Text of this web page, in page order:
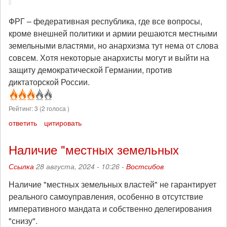
ФРГ – федеративная республика, где все вопросы,
кроме внешней политики и армии решаются местными
земельными властями, но анархизма тут нема от слова
совсем. Хотя некоторые анархисты могут и выйти на
защиту демократической Германии, против
диктаторской России.
Рейтинг:3 (2 голоса )
ответить цитировать
Наличие "местных земельных
Ссылка 28 августа, 2024 - 10:26 - Востсибов
Наличие "местных земельных властей" не гарантирует
реального самоуправления, особенно в отсутствие
императивного мандата и собственно делегирования
"снизу".